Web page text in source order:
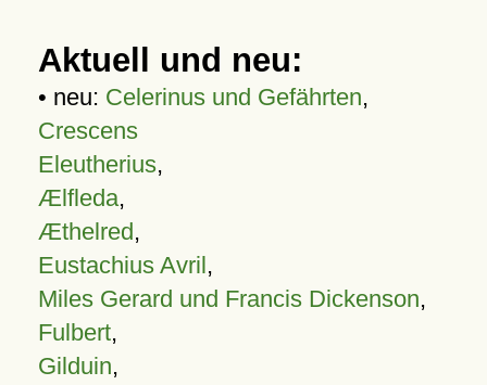
Aktuell und neu:
• neu: Celerinus und Gefährten,
Crescens
Eleutherius,
Ælfleda,
Æthelred,
Eustachius Avril,
Miles Gerard und Francis Dickenson,
Fulbert,
Gilduin,